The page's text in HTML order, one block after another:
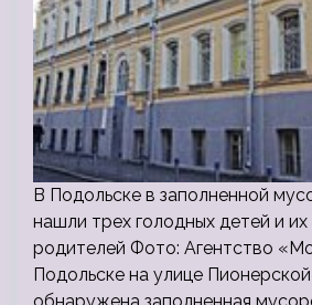
В Подольске в заполненной
нашли трех голодных детей и их
родителей Фото: Агентство
Подольске на улице